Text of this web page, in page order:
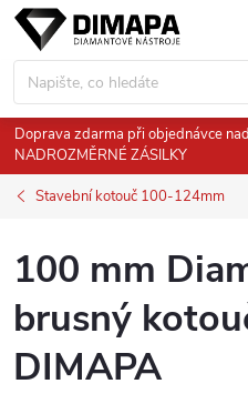
Přejít
obsah
Doprava zdarma při objednávce
NADROZMĚRNÉ ZÁSILKY
Stavební kotouč 100-124mm
100 mm
brusný
DIMAPA